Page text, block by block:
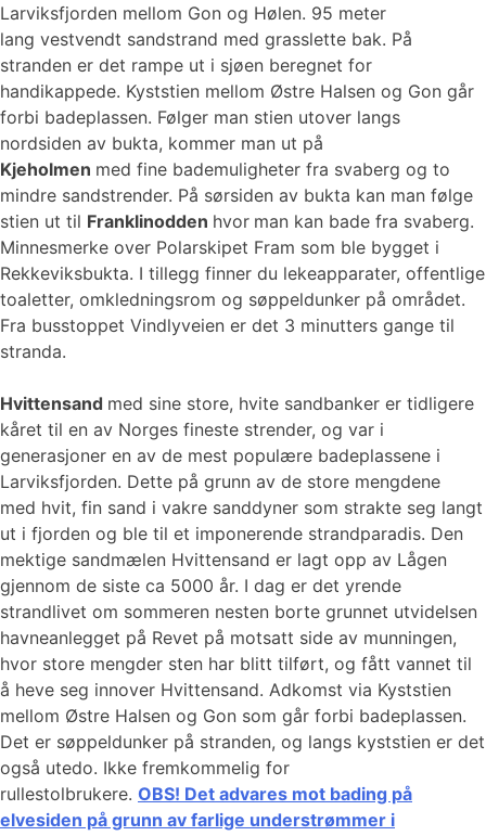
Larviksfjorden mellom Gon og Hølen. 95 meter
lang vestvendt sandstrand med grasslette bak. På
stranden er det rampe ut i sjøen beregnet for
handikappede. ​​​​Kyststien mellom Østre Halsen og Gon går
forbi badeplassen. Følger man stien utover langs
nordsiden av bukta, kommer man ut på
Kjeholmen med fine bademuligheter fra svaberg og to
mindre sandstrender. På sørsiden av bukta kan man følge
stien ut til Franklinodden hvor man kan bade fra svaberg.
Minnesmerke over Polarskipet Fram som ble bygget i
Rekkeviksbukta. I tillegg finner du lekeapparater, offentlige
toaletter, omkledningsrom og søppeldunker på området.
Fra busstoppet Vindlyveien er det 3 minutters gange til
stranda.
Hvittensand med sine store, hvite sandbanker er tidligere
kåret til en av Norges fineste strender, og var i
generasjoner en av de mest populære badeplassene i
Larviksfjorden. Dette på grunn av de store mengdene
med hvit, fin sand i vakre sanddyner som strakte seg langt
ut i fjorden og ble til et imponerende strandparadis. Den
mektige sandmælen Hvittensand er lagt opp av Lågen
gjennom de siste ca 5000 år. I dag er det yrende
strandlivet om sommeren nesten borte grunnet utvidelsen
havneanlegget på Revet på motsatt side av munningen,
hvor store mengder sten har blitt tilført, og fått vannet til
å heve seg innover Hvittensand. Adkomst via Kyststien
mellom Østre Halsen og Gon som går forbi badeplassen. ​​​​
Det er søppeldunker på stranden, og langs kyststien er det
også utedo. Ikke fremkommelig for
rullestolbrukere. OBS! Det advares mot bading på
elvesiden på grunn av farlige understrømmer i